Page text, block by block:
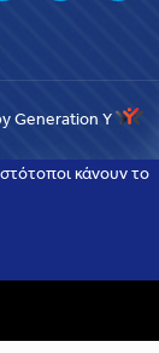
Generation Y
κάνουν το